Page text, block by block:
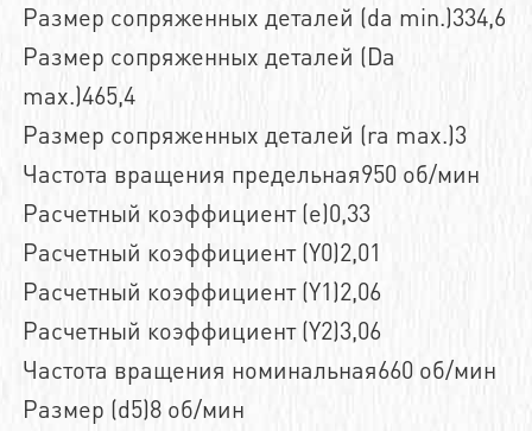
Размер сопряженных деталей (da min.)334,6
Размер сопряженных деталей (Da
max.)465,4
Размер сопряженных деталей (ra max.)3
Частота вращения предельная950 об/мин
Расчетный коэффициент (e)0,33
Расчетный коэффициент (Y0)2,01
Расчетный коэффициент (Y1)2,06
Расчетный коэффициент (Y2)3,06
Частота вращения номинальная660 об/мин
Размер (d5)8 об/мин